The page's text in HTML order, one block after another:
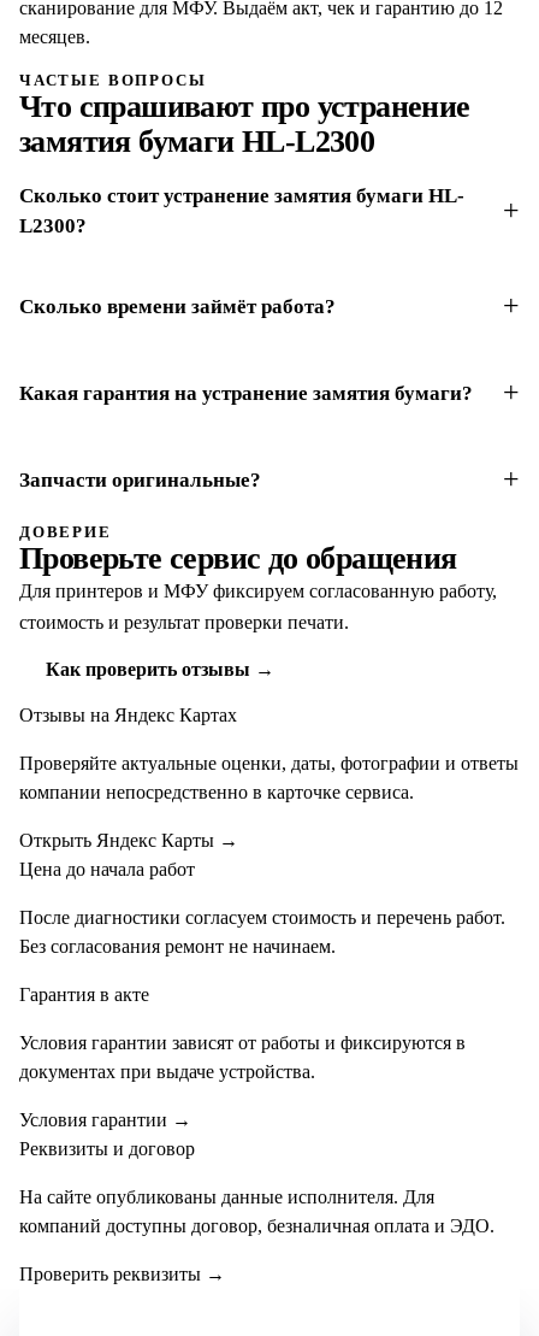
сканирование для МФУ. Выдаём акт, чек и гарантию до 12
месяцев.
ЧАСТЫЕ ВОПРОСЫ
Что спрашивают про устранение
замятия бумаги HL-L2300
Сколько стоит устранение замятия бумаги HL-
L2300?
Сколько времени займёт работа?
Какая гарантия на устранение замятия бумаги?
Запчасти оригинальные?
ДОВЕРИЕ
Проверьте сервис до обращения
Для принтеров и МФУ фиксируем согласованную работу,
стоимость и результат проверки печати.
Как проверить отзывы →
Отзывы на Яндекс Картах
Проверяйте актуальные оценки, даты, фотографии и ответы
компании непосредственно в карточке сервиса.
Открыть Яндекс Карты →
Цена до начала работ
После диагностики согласуем стоимость и перечень работ.
Без согласования ремонт не начинаем.
Гарантия в акте
Условия гарантии зависят от работы и фиксируются в
документах при выдаче устройства.
Условия гарантии →
Реквизиты и договор
На сайте опубликованы данные исполнителя. Для
компаний доступны договор, безналичная оплата и ЭДО.
Проверить реквизиты →